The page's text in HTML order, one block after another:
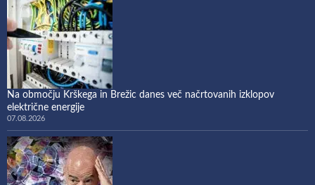
Na območju Krškega in Brežic danes več načrtovanih izklopov
električne energije
07.08.2026